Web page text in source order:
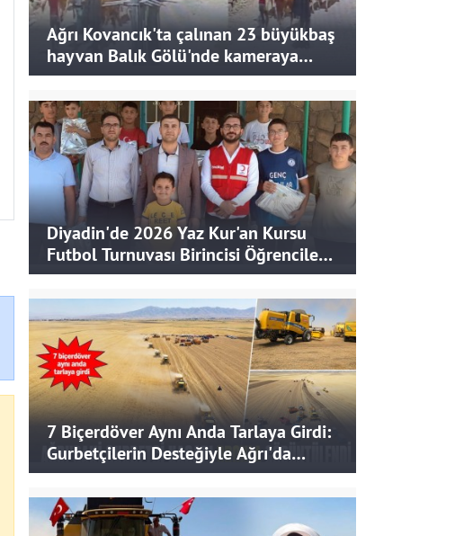
Ağrı Kovancık'ta çalınan 23 büyükbaş
hayvan Balık Gölü'nde kameraya
takıldı
Diyadin'de 2026 Yaz Kur'an Kursu
Futbol Turnuvası Birincisi Öğrencilere
Hediye
7 Biçerdöver Aynı Anda Tarlaya Girdi:
Gurbetçilerin Desteğiyle Ağrı'da
Bereketli Hasat